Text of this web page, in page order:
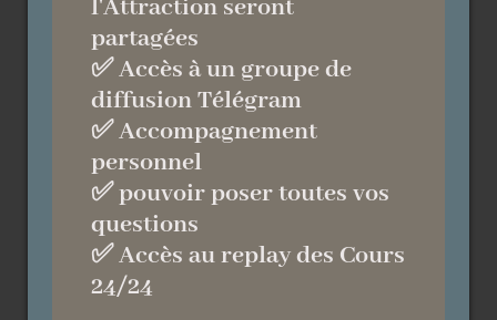
l'Attraction seront
partagées
✅ Accès à un groupe de
diffusion Télégram
✅ Accompagnement
personnel
✅ pouvoir poser toutes vos
questions
✅ Accès au replay des Cours
24/24